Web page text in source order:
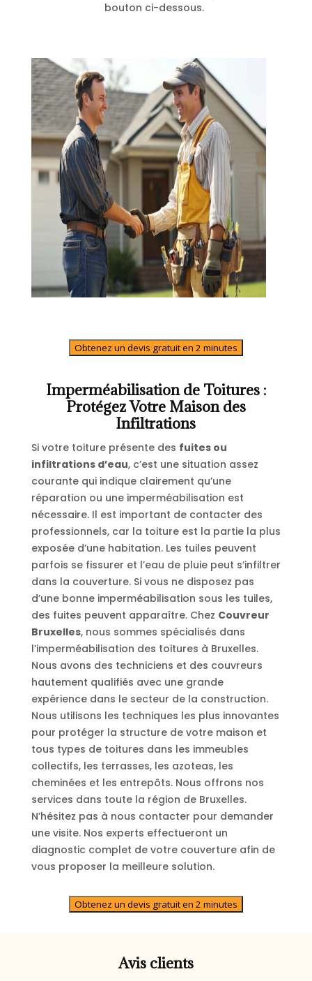
bouton ci-dessous.
Obtenez un devis gratuit en 2 minutes
Imperméabilisation de Toitures :
Protégez Votre Maison des
Infiltrations
Si votre toiture présente des fuites ou
infiltrations d’eau, c’est une situation assez
courante qui indique clairement qu’une
réparation ou une imperméabilisation est
nécessaire. Il est important de contacter des
professionnels, car la toiture est la partie la plus
exposée d’une habitation. Les tuiles peuvent
parfois se fissurer et l’eau de pluie peut s’infiltrer
dans la couverture. Si vous ne disposez pas
d’une bonne imperméabilisation sous les tuiles,
des fuites peuvent apparaître. Chez Couvreur
Bruxelles, nous sommes spécialisés dans
l’imperméabilisation des toitures à Bruxelles.
Nous avons des techniciens et des couvreurs
hautement qualifiés avec une grande
expérience dans le secteur de la construction.
Nous utilisons les techniques les plus innovantes
pour protéger la structure de votre maison et
tous types de toitures dans les immeubles
collectifs, les terrasses, les azoteas, les
cheminées et les entrepôts. Nous offrons nos
services dans toute la région de Bruxelles.
N’hésitez pas à nous contacter pour demander
une visite. Nos experts effectueront un
diagnostic complet de votre couverture afin de
vous proposer la meilleure solution.
Obtenez un devis gratuit en 2 minutes
Avis clients